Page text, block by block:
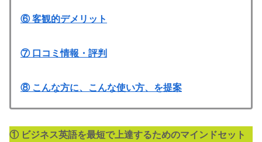
⑥ 客観的デメリット
⑦ 口コミ情報・評判
⑧ こんな方に、こんな使い方、を提案
① ビジネス英語を最短で上達するためのマインドセット